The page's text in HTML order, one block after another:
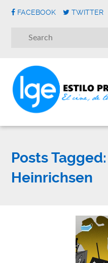
FACEBOOK TWITTER
Posts Tagged:
Heinrichsen